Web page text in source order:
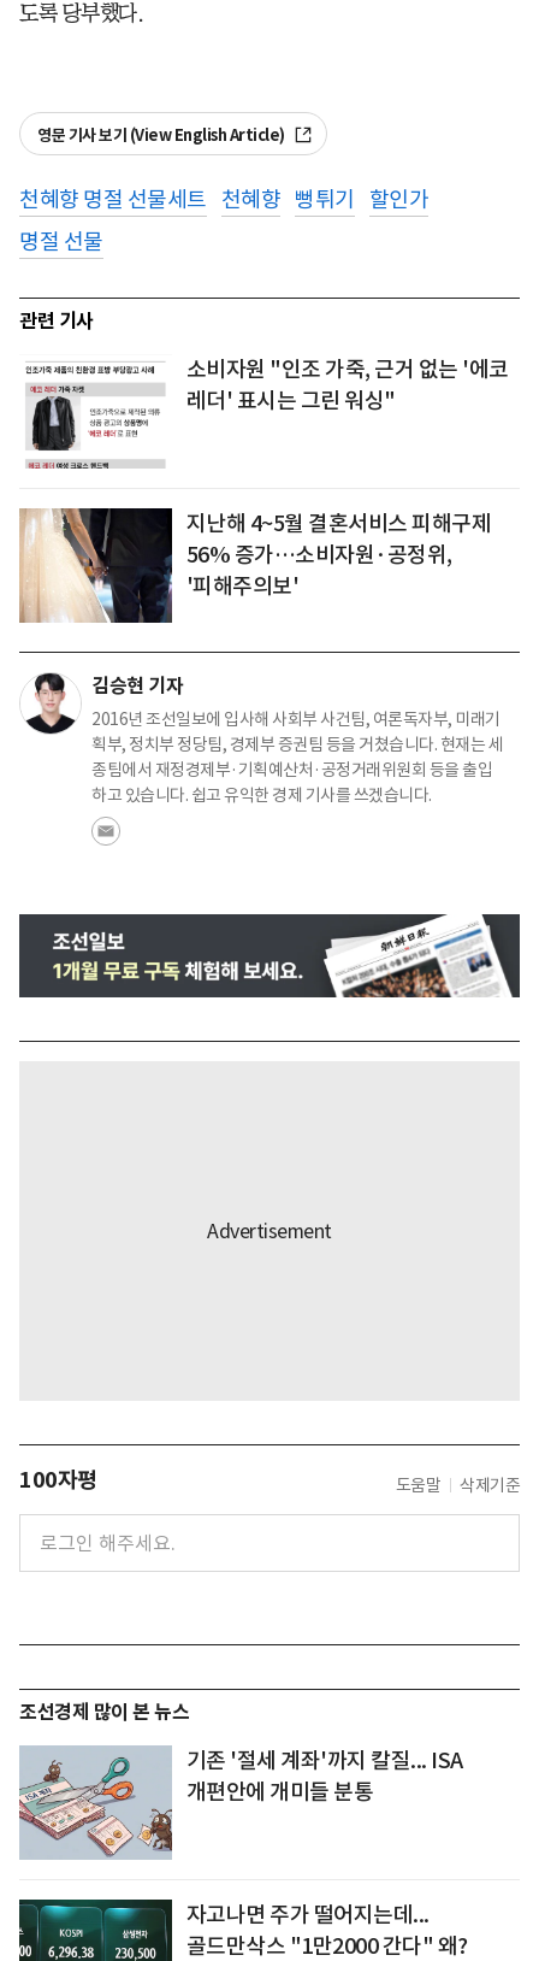
도록 당부했다.
영문 기사 보기 (View English Article)
천혜향 명절 선물세트 천혜향 뻥튀기
할인가
명절 선물
관련 기사
소비자원 "인조 가죽, 근거 없는 '에코
레더' 표시는 그린 워싱"
지난해 4~5월 결혼서비스 피해구제
56% 증가…소비자원·공정위,
'피해주의보'
김승현 기자
2016년 조선일보에 입사해 사회부 사건팀, 여론독자부, 미래기
획부, 정치부 정당팀, 경제부 증권팀 등을 거쳤습니다. 현재는 세
종팀에서 재정경제부·기획예산처·공정거래위원회 등을 출입
하고 있습니다. 쉽고 유익한 경제 기사를 쓰겠습니다.
100자평 도움말 삭제기준
조선경제 많이 본 뉴스
기존 '절세 계좌'까지 칼질... ISA
개편안에 개미들 분통
자고나면 주가 떨어지는데...
골드만삭스 "1만2000 간다" 왜?